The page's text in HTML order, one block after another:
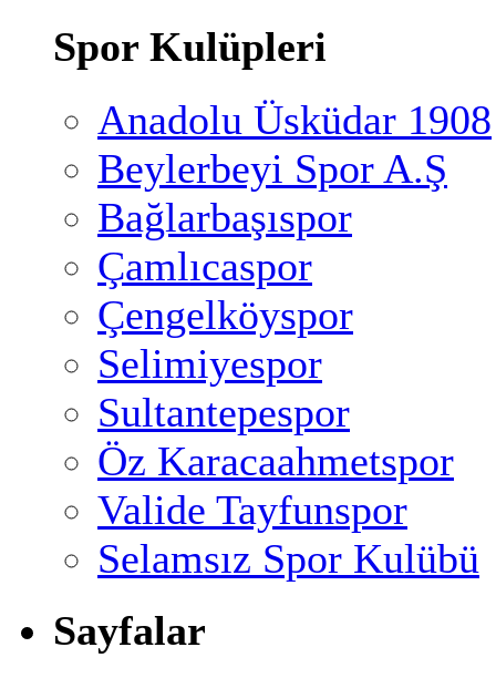
Spor Kulüpleri
Anadolu Üsküdar 1908
Beylerbeyi Spor A.Ş
Bağlarbaşıspor
Çamlıcaspor
Çengelköyspor
Selimiyespor
Sultantepespor
Öz Karacaahmetspor
Valide Tayfunspor
Selamsız Spor Kulübü
Sayfalar